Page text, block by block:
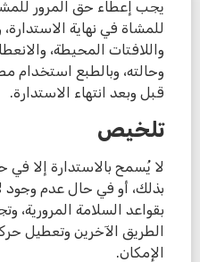
يجب إعطاء حق المرور
للمشاة في نهاية الاستدارة،
واللافتات المحيطة،
وحالته، وبالطبع استخدام
قبل وبعد انتهاء الاستدارة.
تلخيص
لا يُسمح بالاستدارة إلا
بذلك، أو في حال عدم وجود
بقواعد السلامة
الطريق الآخرين وتعطيل
الإمكان.